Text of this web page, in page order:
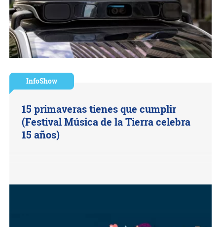
InfoShow
15 primaveras tienes que cumplir
(Festival Música de la Tierra celebra
15 años)